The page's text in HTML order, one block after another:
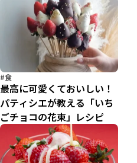
#食
最高に可愛くておいしい！
パティシエが教える「いち
ごチョコの花束」レシピ